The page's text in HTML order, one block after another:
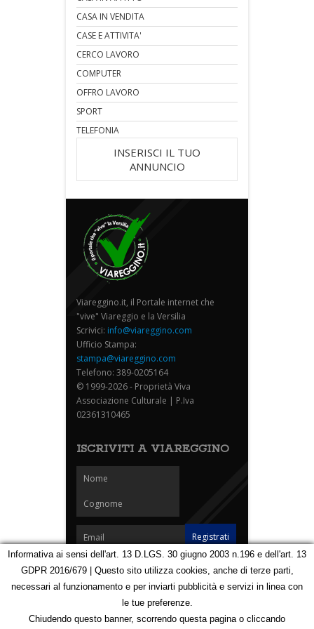
CASA IN VENDITA
CASE E ATTIVITA'
CERCO LAVORO
COMPUTER
OFFRO LAVORO
SPORT
TELEFONIA
INSERISCI IL TUO
ANNUNCIO
Viareggino.it, il Portale internet che
"vive" Viareggio e la Versilia
Scrivici: info@viareggino.com
Ufficio Stampa:
stampa@viareggino.com
Telefono: 389-0205164
© 1999-2026 - Proprietà Viva
Associazione Culturale | P.Iva
02361310465
ISCRIVITI A VIAREGGINO
Homepage Notizie Speciali Eventi Foto Carnevale
Partners
Contatti
Mappa
Informativa ai sensi dell'art. 13 D.LGS. 30 giugno 2003 n.196 e dell'art. 13
GDPR 2016/679 | Questo sito utilizza cookies, anche di terze parti,
necessari al funzionamento e per inviarti pubblicità e servizi in linea con
le tue preferenze.
Chiudendo questo banner, scorrendo questa pagina o cliccando